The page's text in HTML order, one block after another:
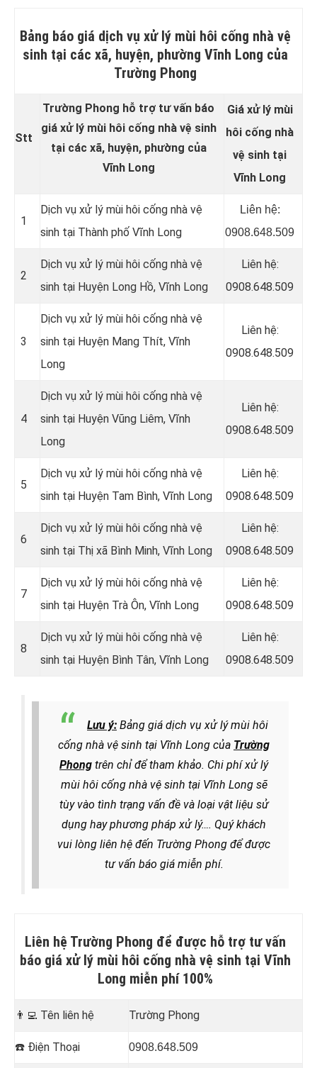
Bảng báo giá dịch vụ xử lý mùi hôi cống nhà vệ
sinh tại các xã, huyện, phường Vĩnh Long của
Trường Phong
Stt
Trường Phong hỗ trợ tư vấn báo
giá xử lý mùi hôi cống nhà vệ sinh
tại các xã, huyện, phường của
Vĩnh Long
Giá xử lý mùi
hôi cống nhà
vệ sinh tại
Vĩnh Long
1
Dịch vụ xử lý mùi hôi cống nhà vệ
sinh tại Thành phố Vĩnh Long
Liên hệ:
0908.648.509
2
Dịch vụ xử lý mùi hôi cống nhà vệ
sinh tại Huyện Long Hồ, Vĩnh Long
Liên hệ:
0908.648.509
3
Dịch vụ xử lý mùi hôi cống nhà vệ
sinh tại Huyện Mang Thít, Vĩnh
Long
Liên hệ:
0908.648.509
4
Dịch vụ xử lý mùi hôi cống nhà vệ
sinh tại Huyện Vũng Liêm, Vĩnh
Long
Liên hệ:
0908.648.509
5
Dịch vụ xử lý mùi hôi cống nhà vệ
sinh tại Huyện Tam Bình, Vĩnh Long
Liên hệ:
0908.648.509
6
Dịch vụ xử lý mùi hôi cống nhà vệ
sinh tại Thị xã Bình Minh, Vĩnh Long
Liên hệ:
0908.648.509
7
Dịch vụ xử lý mùi hôi cống nhà vệ
sinh tại Huyện Trà Ôn, Vĩnh Long
Liên hệ:
0908.648.509
8
Dịch vụ xử lý mùi hôi cống nhà vệ
sinh tại Huyện Bình Tân, Vĩnh Long
Liên hệ:
0908.648.509
Lưu ý: Bảng giá dịch vụ xử lý mùi hôi
cống nhà vệ sinh tại Vĩnh Long của Trường
Phong trên chỉ để tham khảo. Chi phí xử lý
mùi hôi cống nhà vệ sinh tại Vĩnh Long sẽ
tùy vào tình trạng vấn đề và loại vật liệu sử
dụng hay phương pháp xử lý…. Quý khách
vui lòng liên hệ đến Trường Phong để được
tư vấn báo giá miễn phí.
Liên hệ Trường Phong để được hỗ trợ tư vấn
báo giá xử lý mùi hôi cống nhà vệ sinh tại Vĩnh
Long miễn phí 100%
👨‍💻 Tên liên hệ Trường Phong
☎️ Điện Thoại 0908.648.509